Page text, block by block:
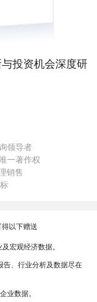
投资机会深度研
领导者
一著作权
售
得以下赠送
宏观经济数据。
告、行业分析及数据尽在
业数据。